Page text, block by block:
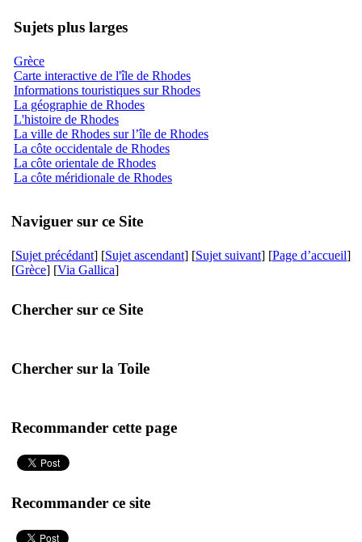
Sujets plus larges
Grèce
Carte interactive de l'île de Rhodes
Informations touristiques sur Rhodes
La géographie de Rhodes
L'histoire de Rhodes
La ville de Rhodes sur l’île de Rhodes
La côte occidentale de Rhodes
La côte orientale de Rhodes
La côte méridionale de Rhodes
Naviguer sur ce Site
[Sujet précédant] [Sujet ascendant] [Sujet suivant] [Page d’accueil]
[Grèce] [Via Gallica]
Chercher sur ce Site
Chercher sur la Toile
Recommander cette page
Recommander ce site